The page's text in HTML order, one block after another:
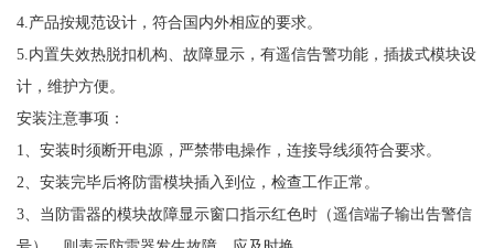
4.产品按规范设计，符合国内外相应的要求。
5.内置失效热脱扣机构、故障显示，有遥信告警功能，插拔式模块设
计，维护方便。
安装注意事项：
1、安装时须断开电源，严禁带电操作，连接导线须符合要求。
2、安装完毕后将防雷模块插入到位，检查工作正常。
3、当防雷器的模块故障显示窗口指示红色时（遥信端子输出告警信